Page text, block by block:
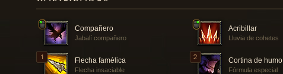
Compañero
Jabalí compañero
Acribillar
Lluvia de cohetes
Flecha famélica
Flecha insaciable
Cortina de humo
Fórmula especial